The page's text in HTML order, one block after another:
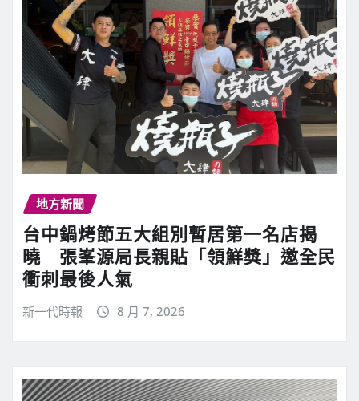
地方新聞
台中鍋烤節五大組別暫居第一名店揭
曉 張峯源局長親貼「領鮮獎」邀全民
衝刺最後人氣
新一代時報 8 月 7, 2026